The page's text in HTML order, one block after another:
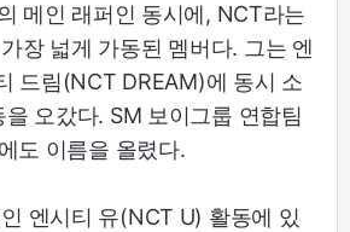
메인 래퍼인 동시에, NCT라는
장 넓게 가동된 멤버다. 그는 엔
드림(NCT DREAM)에 동시 소
오갔다. SM 보이그룹 연합팀
도 이름을 올렸다.
엔시티 유(NCT U) 활동에 있